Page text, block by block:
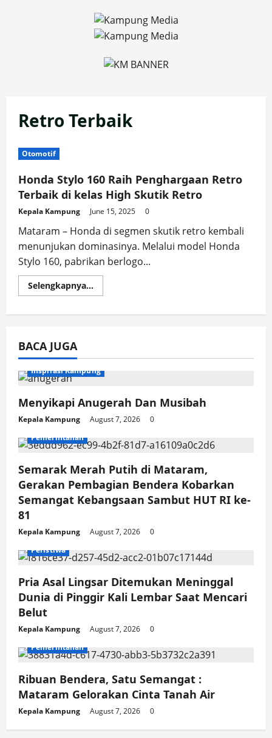
Retro Terbaik
Otomotif
Honda Stylo 160 Raih Penghargaan Retro
Terbaik di kelas High Skutik Retro
Kepala Kampung June 15, 2025 0
Mataram – Honda di segmen skutik retro kembali
menunjukan dominasinya. Melalui model Honda
Stylo 160, pabrikan berlogo...
Selengkapnya...
more
Terbaik
di
kelas
Retro
BACA JUGA
Inspirasi Kampung
Menyikapi Anugerah Dan Musibah
Kepala Kampung August 7, 2026
0
Pemerintahan
Semarak Merah Putih di Mataram,
Gerakan Pembagian Bendera Kobarkan
Semangat Kebangsaan Sambut HUT RI ke-
81
Kepala Kampung August 7, 2026
0
Peristiwa
Pria Asal Lingsar Ditemukan Meninggal
Dunia di Pinggir Kali Lembar Saat Mencari
Belut
Kepala Kampung August 7, 2026
0
Pemerintahan
Ribuan Bendera, Satu Semangat :
Mataram Gelorakan Cinta Tanah Air
Kepala Kampung August 7, 2026 0